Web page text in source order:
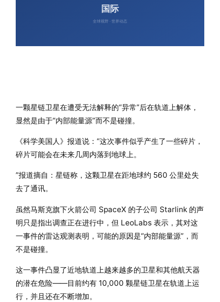
一颗星链卫星在遭受无法解释的“异常”后在轨道上解体，
显然是由于“内部能量源”而不是碰撞。
《科学美国人》报道说：“这次事件似乎产生了一些碎片，
碎片可能会在未来几周内落到地球上。
”报道摘自：星链称，这颗卫星在距地球约 560 公里处失
去了通讯。
虽然马斯克旗下火箭公司 SpaceX 的子公司 Starlink 的声
明只是指出调查正在进行中，但 LeoLabs 表示，其对这
一事件的雷达观测表明，可能的原因是“内部能量源”，而
不是碰撞。
这一事件凸显了近地轨道上越来越多的卫星和其他航天器
的潜在危险——目前约有 10,000 颗星链卫星在轨道上运
行，并且还在不断增加。